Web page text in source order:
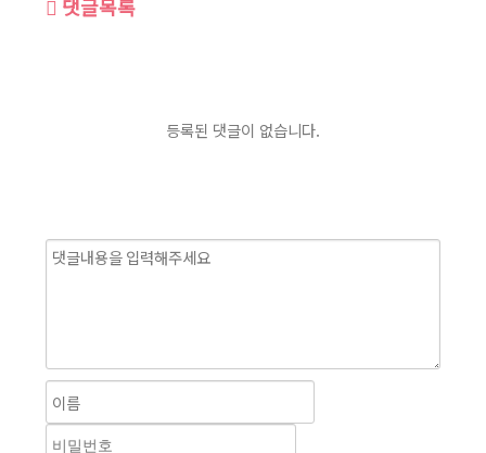
댓글목록
등록된 댓글이 없습니다.